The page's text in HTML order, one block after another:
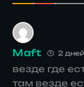
Maft 2
везде где
там везде